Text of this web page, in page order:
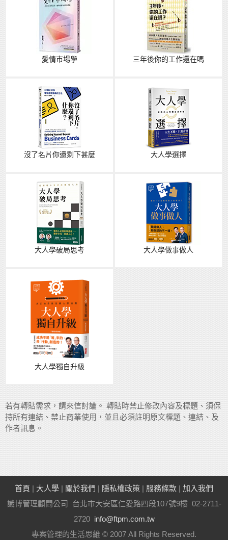
愛情市場學 三年後你的工作還在嗎
沒了名片你還剩下甚麼 大人學選擇
大人學破局思考 大人學做事做人
大人學獨自升級
若有轉貼需求，請來信討論。 轉貼時禁止修改內容及標題、須保
持所有連結、禁止商業使用，並且必須註明原文標題、連結、及
作者訊息。
首頁 | 大人學 | 關於我們 | 隱私權政策 | 服務條款 | 加入我們
識博管理顧問公司 台北市大安區仁愛路四段107號9樓 02-2711-
2720 info@ftpm.com.tw
專案管理的生活思維 © 2007 All Rights Reserved.